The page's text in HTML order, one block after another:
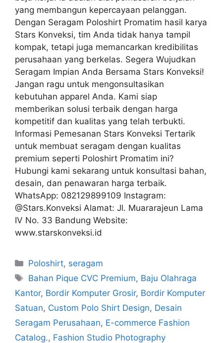
yang membangun kepercayaan pelanggan.
Dengan Seragam Poloshirt Promatim hasil karya
Stars Konveksi, tim Anda tidak hanya tampil
kompak, tetapi juga memancarkan kredibilitas
perusahaan yang berkelas. Segera Wujudkan
Seragam Impian Anda Bersama Stars Konveksi!
Jangan ragu untuk mengonsultasikan
kebutuhan apparel Anda. Kami siap
memberikan solusi terbaik dengan harga
kompetitif dan kualitas yang telah terbukti.
Informasi Pemesanan Stars Konveksi Tertarik
untuk membuat seragam dengan kualitas
premium seperti Poloshirt Promatim ini?
Hubungi kami sekarang untuk konsultasi bahan,
desain, dan penawaran harga terbaik.
WhatsApp: 082129899109 Instagram:
@Stars.Konveksi Alamat: Jl. Muararajeun Lama
IV No. 33 Bandung Website:
www.starskonveksi.id
Poloshirt, seragam
Bahan Pique CVC Premium, Baju Olahraga
Kantor, Bordir Komputer Grosir, Bordir Komputer
Satuan, Custom Polo Shirt Design, Desain
Seragam Perusahaan, E-commerce Fashion
Catalog., Fashion Studio Photography